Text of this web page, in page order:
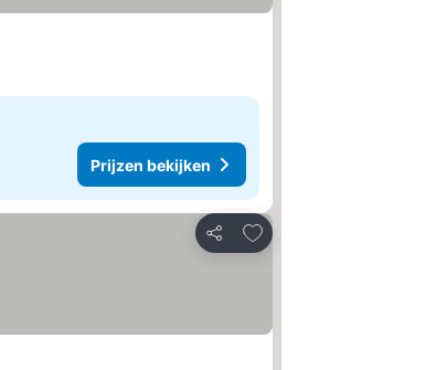
Prijzen bekijken
Delen
Toevoegen aan